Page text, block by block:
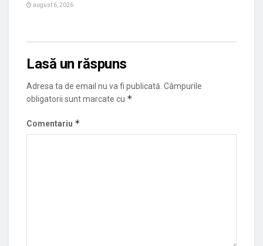
august 6, 2026
Lasă un răspuns
Adresa ta de email nu va fi publicată. Câmpurile
obligatorii sunt marcate cu *
Comentariu *